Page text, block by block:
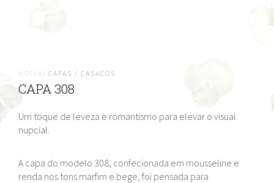
NOIVA/ CAPAS / CASACOS
CAPA 308
Um toque de leveza e romantismo para elevar o visual
nupcial.
A capa do modelo 308, confecionada em mousseline e
renda nos tons marfim e bege, foi pensada para